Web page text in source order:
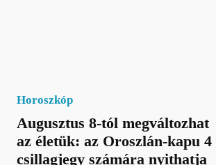
Horoszkóp
Augusztus 8-tól megváltozhat
az életük: az Oroszlán-kapu 4
csillagjegy számára nyithatja